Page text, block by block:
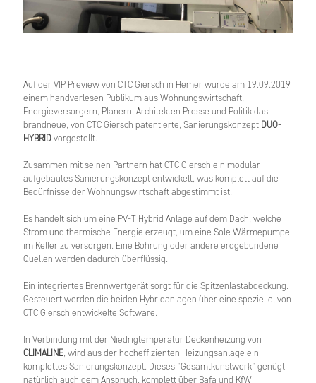
Auf der VIP Preview von CTC Giersch in Hemer wurde am 19.09.2019
einem handverlesen Publikum aus Wohnungswirtschaft,
Energieversorgern, Planern, Architekten Presse und Politik das
brandneue, von CTC Giersch patentierte, Sanierungskonzept DUO-
HYBRID vorgestellt.
Zusammen mit seinen Partnern hat CTC Giersch ein modular
aufgebautes Sanierungskonzept entwickelt, was komplett auf die
Bedürfnisse der Wohnungswirtschaft abgestimmt ist.
Es handelt sich um eine PV-T Hybrid Anlage auf dem Dach, welche
Strom und thermische Energie erzeugt, um eine Sole Wärmepumpe
im Keller zu versorgen. Eine Bohrung oder andere erdgebundene
Quellen werden dadurch überflüssig.
Ein integriertes Brennwertgerät sorgt für die Spitzenlastabdeckung.
Gesteuert werden die beiden Hybridanlagen über eine spezielle, von
CTC Giersch entwickelte Software.
In Verbindung mit der Niedrigtemperatur Deckenheizung von
CLIMALINE , wird aus der hocheffizienten Heizungsanlage ein
komplettes Sanierungskonzept. Dieses "Gesamtkunstwerk" genügt
natürlich auch dem Anspruch, komplett über Bafa und KfW